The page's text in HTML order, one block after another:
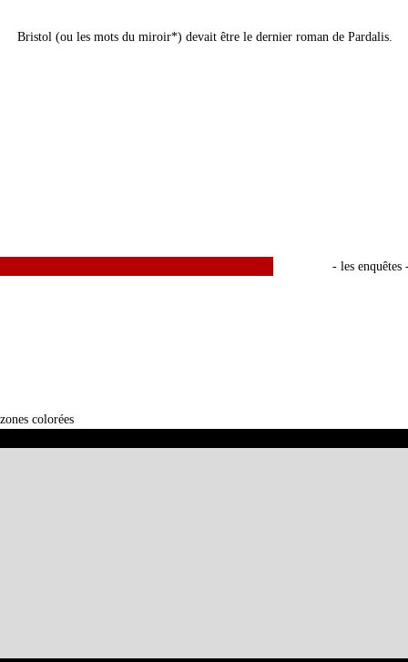
Bristol (ou les mots du miroir*) devait être le dernier roman de Pardalis.
- les enquêtes
zones colorées